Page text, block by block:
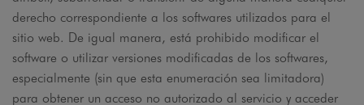
derecho correspondiente a los softwares utilizados para el
sitio web. De igual manera, está prohibido modificar el
software o utilizar versiones modificadas de los softwares,
especialmente (sin que esta enumeración sea limitadora)
para obtener un acceso no autorizado al servicio y acceder